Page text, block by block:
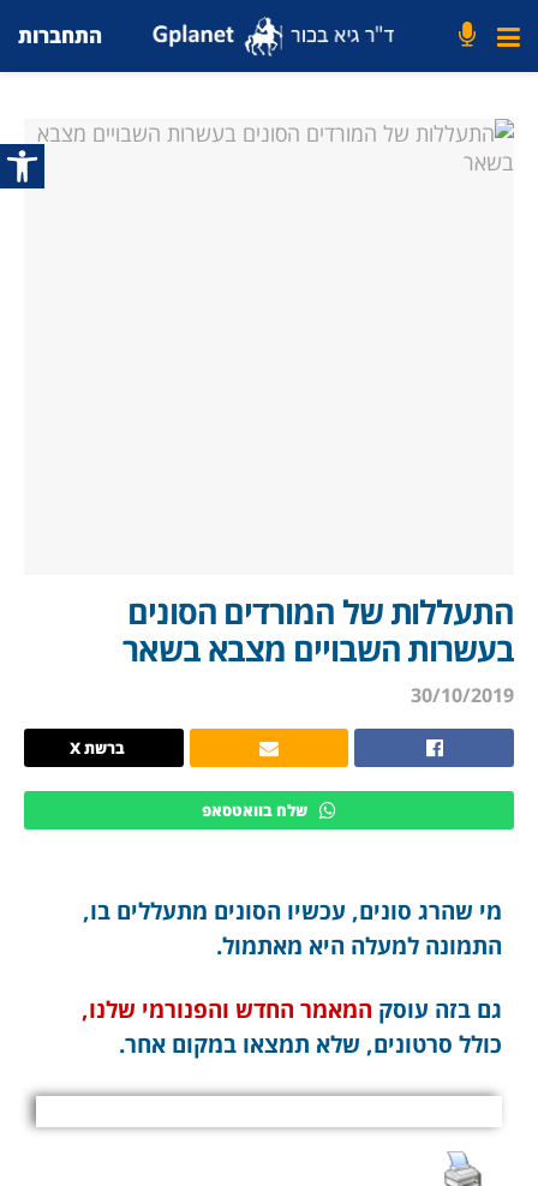
פתח
התחברות
התעללות של המורדים הסונים
בעשרות השבויים מצבא בשאר
30/10/2019
ברשת X
שלח בוואטסאפ
מי שהרג סונים, עכשיו הסונים מתעללים בו,
התמונה למעלה היא מאתמול.
גם בזה עוסק המאמר החדש והפנורמי שלנו,
כולל סרטונים, שלא תמצאו במקום אחר.